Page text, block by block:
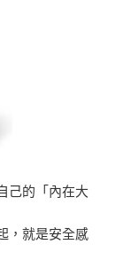
己的「內在大
，就是安全感